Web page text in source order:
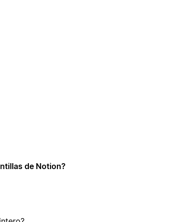
de Notion?